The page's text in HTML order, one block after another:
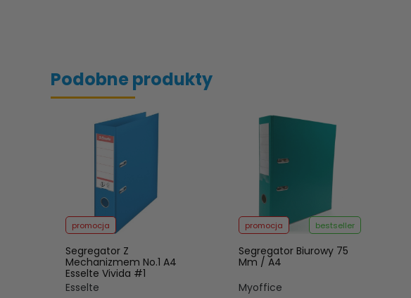
Podobne produkty
promocja
Segregator Z
Mechanizmem No.1 A4
Esselte Vivida #1
Esselte
promocja bestseller
Segregator Biurowy 75
Mm / A4
Myoffice